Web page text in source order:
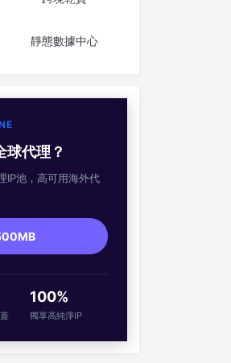
靜態數據中心
球代理？
IP池，高可用海外代
100%
獨享高純淨IP